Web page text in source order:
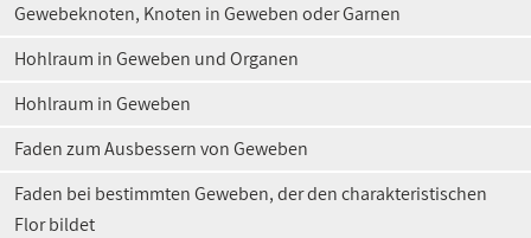
Gewebeknoten, Knoten in Geweben oder Garnen
Hohlraum in Geweben und Organen
Hohlraum in Geweben
Faden zum Ausbessern von Geweben
Faden bei bestimmten Geweben, der den charakteristischen
Flor bildet